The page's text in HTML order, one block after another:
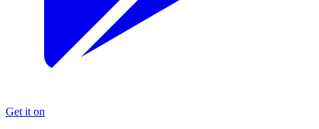
Get it on